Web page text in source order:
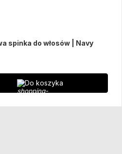
spinka do włosów | Navy
Do koszyka